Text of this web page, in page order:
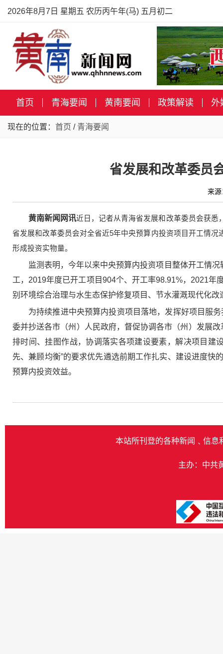
2026年8月7日 星期五 农历丙午年(马) 五月初二
首页 青海要闻 黄南要闻 政策解读 外
现在的位置： 首页 / 青海要闻
省发展和改革委员
来
黄南新闻网讯近日，记者从青海省发展和改革委员会获
省发展和改革委员会对全省近5年中央预算内投资项目开工情
形成投资实物量。
监测表明，今年以来中央预算内投资项目整体开工情
工，2019年度已开工项目904个、开工率98.91%，2021
别环境综合治理与水生态保护修复项目、节水灌溉现代化
为持续推进中央预算内投资项目落地，发挥好项目服
委并抄送各市（州）人民政府，督促协调各市（州）发展
排时间、挂图作战，协调落实各项建设要素，解决项目建
先、兼顾均衡”的要求优先遴选前期工作扎实、建设进度
预算内投资效益。
本站所刊登的各种新闻﹑信息
主办：中共